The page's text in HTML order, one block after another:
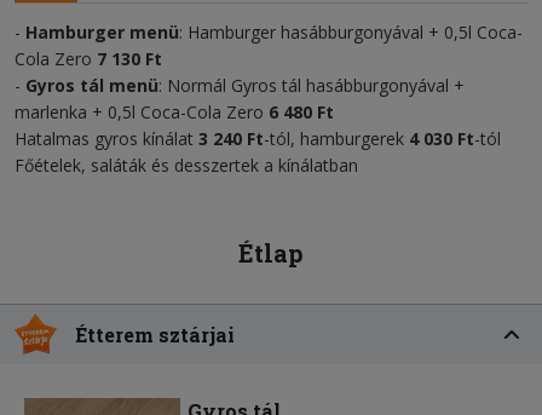
- Hamburger menü: Hamburger hasábburgonyával + 0,5l Coca-
Cola Zero 7 130 Ft
- Gyros tál menü: Normál Gyros tál hasábburgonyával +
marlenka + 0,5l Coca-Cola Zero 6 480 Ft
Hatalmas gyros kínálat 3 240 Ft-tól, hamburgerek 4 030 Ft-tól
Főételek, saláták és desszertek a kínálatban
Étlap
Étterem sztárjai